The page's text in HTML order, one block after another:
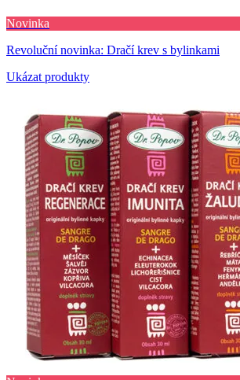
Novinka
Revoluční novinka: Dračí krev s bylinkami
Ukázat produkty